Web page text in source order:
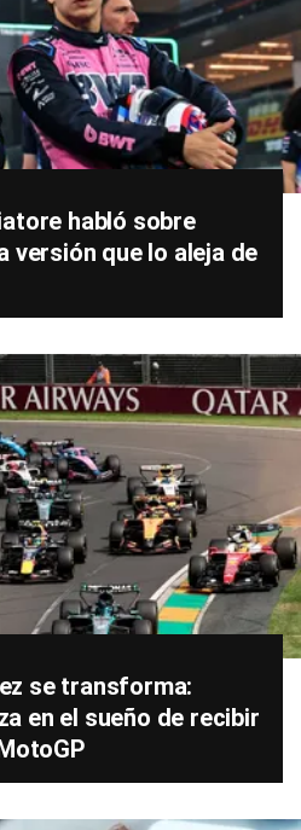
habló sobre
versión que lo aleja de
se transforma:
en el sueño de recibir